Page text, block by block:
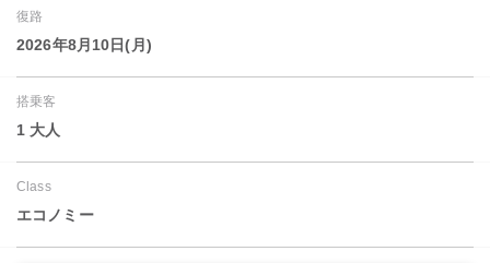
復路
2026年8月10日(月)
搭乗客
1 大人
Class
エコノミー